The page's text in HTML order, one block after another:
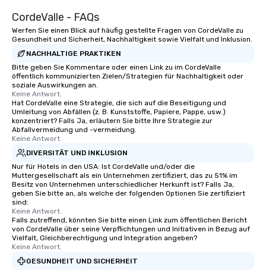
remember. Our one-of-a-kind tours
are special, from the first stop to the
last. It’s an experience that attendees
will reminisce about long after they
leave. Location, Location, Location
One of the best reasons to book is the
convenient and efficient way the
experience is designed. All
restaurants are within an easy
walking distance of each other. The
short stroll allows your group
members a chance to engage in prime
networking opportunities before
heading to the next place on your tour
itinerary. You Get a Dinner and a Show
Our tours offer an exquisite feast plus
entertainment. All tours include a
knowledgeable, professional guide
who leads the group on a walking tour,
CordeValle - FAQs
Werfen Sie einen Blick auf häufig gestellte Fragen von CordeValle zu
Gesundheit und Sicherheit, Nachhaltigkeit sowie Vielfalt und Inklusion.
NACHHALTIGE PRAKTIKEN
Bitte geben Sie Kommentare oder einen Link zu im CordeValle
öffentlich kommunizierten Zielen/Strategien für Nachhaltigkeit oder
soziale Auswirkungen an.
Keine Antwort.
Hat CordeValle eine Strategie, die sich auf die Beseitigung und
Umleitung von Abfällen (z. B. Kunststoffe, Papiere, Pappe, usw.)
konzentriert? Falls Ja, erläutern Sie bitte Ihre Strategie zur
Abfallvermeidung und -vermeidung.
Keine Antwort.
DIVERSITÄT UND INKLUSION
Nur für Hotels in den USA: Ist CordeValle und/oder die
Muttergesellschaft als ein Unternehmen zertifiziert, das zu 51% im
Besitz von Unternehmen unterschiedlicher Herkunft ist? Falls Ja,
geben Sie bitte an, als welche der folgenden Optionen Sie zertifiziert
sind:
Keine Antwort.
Falls zutreffend, könnten Sie bitte einen Link zum öffentlichen Bericht
von CordeValle über seine Verpflichtungen und Initiativen in Bezug auf
Vielfalt, Gleichberechtigung und Integration angeben?
Keine Antwort.
GESUNDHEIT UND SICHERHEIT